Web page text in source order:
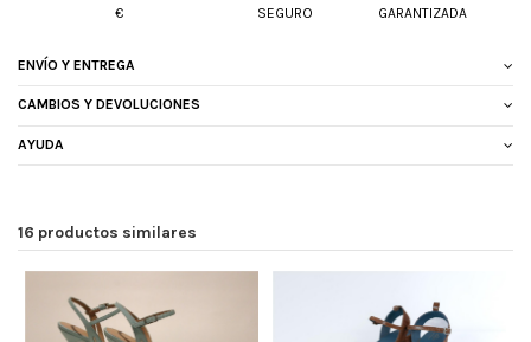
€
SEGURO
GARANTIZADA
ENVÍO Y ENTREGA
CAMBIOS Y DEVOLUCIONES
AYUDA
16 productos similares